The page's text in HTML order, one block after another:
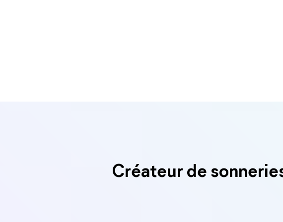
Créateur de